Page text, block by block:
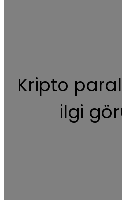
Kripto
ilgi